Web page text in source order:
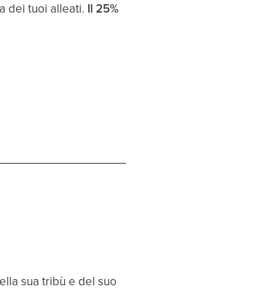
dei tuoi alleati. Il 25%
sua tribù e del suo